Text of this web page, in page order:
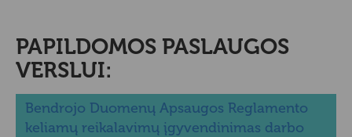
PAPILDOMOS PASLAUGOS
VERSLUI:
Bendrojo Duomenų Apsaugos Reglamento
keliamų reikalavimų įgyvendinimas darbo